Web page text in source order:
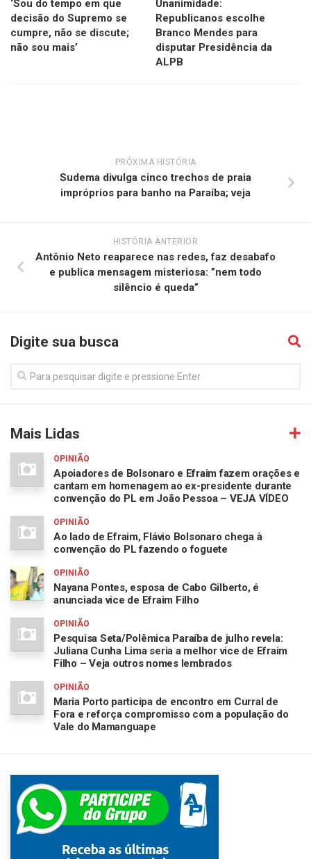
‘Sou do tempo em que
decisão do Supremo se
cumpre, não se discute;
não sou mais’
Unanimidade:
Republicanos escolhe
Branco Mendes para
disputar Presidência da
ALPB
PRÓXIMA HISTÓRIA
Sudema divulga cinco trechos de praia
impróprios para banho na Paraíba; veja
HISTÓRIA ANTERIOR
Antônio Neto reaparece nas redes, faz desabafo
e publica mensagem misteriosa: ”nem todo
silêncio é queda”
Digite sua busca
Mais Lidas
OPINIÃO
Apoiadores de Bolsonaro e Efraim fazem orações e
cantam em homenagem ao ex-presidente durante
convenção do PL em João Pessoa – VEJA VÍDEO
OPINIÃO
Ao lado de Efraim, Flávio Bolsonaro chega à
convenção do PL fazendo o foguete
OPINIÃO
Nayana Pontes, esposa de Cabo Gilberto, é
anunciada vice de Efraim Filho
OPINIÃO
Pesquisa Seta/Polêmica Paraíba de julho revela:
Juliana Cunha Lima seria a melhor vice de Efraim
Filho – Veja outros nomes lembrados
OPINIÃO
Maria Porto participa de encontro em Curral de
Fora e reforça compromisso com a população do
Vale do Mamanguape